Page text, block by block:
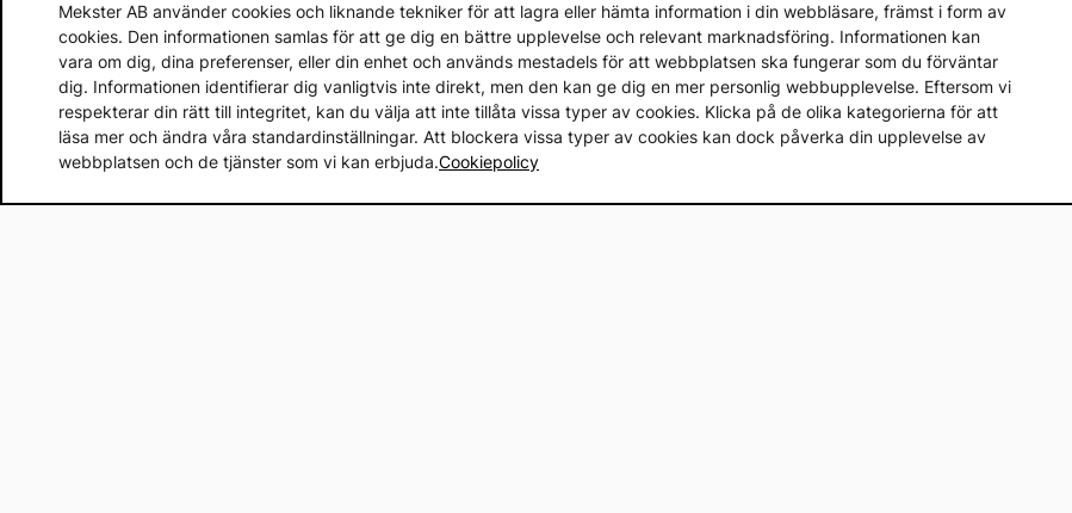
Var först att få reda på nyheterna
Prenumerera på vårt nyhetsbrev och var först att få reda på nyheter och
Email address
Mekster AB använder cookies och liknande tekniker för att lagra eller hämta information i din webbläsare, främst i form av
cookies. Den informationen samlas för att ge dig en bättre upplevelse och relevant marknadsföring. Informationen kan
vara om dig, dina preferenser, eller din enhet och används mestadels för att webbplatsen ska fungerar som du förväntar
dig. Informationen identifierar dig vanligtvis inte direkt, men den kan ge dig en mer personlig webbupplevelse. Eftersom vi
respekterar din rätt till integritet, kan du välja att inte tillåta vissa typer av cookies. Klicka på de olika kategorierna för att
läsa mer och ändra våra standardinställningar. Att blockera vissa typer av cookies kan dock påverka din upplevelse av
webbplatsen och de tjänster som vi kan erbjuda.Cookiepolicy